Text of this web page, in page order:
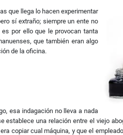
que llega lo hacen experimentar
sí extraño; siempre un ente no
por ello que le provocan tanta
que también eran algo
de la oficina.
esa indagación no lleva a nada
una relación entre el viejo
copiar cual máquina, y que el